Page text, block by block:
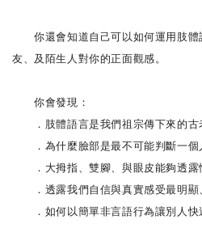
你還會知道自己可以如何運用肢體
友、及陌生人對你的正面觀感。
你會發現：
．肢體語言是我們祖宗傳下來的古
．為什麼臉部是最不可能判斷一個
．大拇指、雙腳、與眼皮能夠透露
．透露我們自信與真實感受最明顯
．如何以簡單非言語行為讓別人快